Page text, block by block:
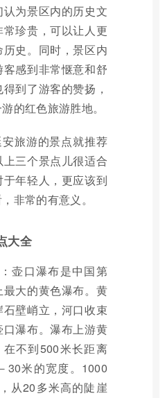
为景区内的历史文
珍贵，可以让人更
史。同时，景区内
感到非常惬意和舒
到了游客的赞扬，
的红色旅游胜地。
旅游的景点就推荐
三个景点儿很适合
年轻人，更应该到
非常的有意义。
大全
壶口瀑布是中国第
大的黄色瀑布。黄
壁峭立，河口收束
瀑布。瀑布上游黄
不到500米长距离
30米的宽度。1000
从20多米高的陡崖